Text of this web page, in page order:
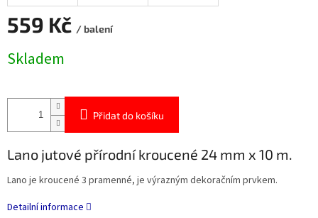
559 Kč / balení
cena:
Skladem
Přidat do košíku
Lano jutové přírodní kroucené 24 mm x 10 m.
Lano je kroucené 3 pramenné, je výrazným dekoračním prvkem.
Detailní informace